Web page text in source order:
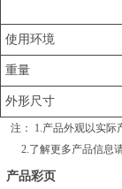
使用环境
重量
外形尺寸
注： 1.产品外观以实际
2.了解更多产品信息
产品彩页